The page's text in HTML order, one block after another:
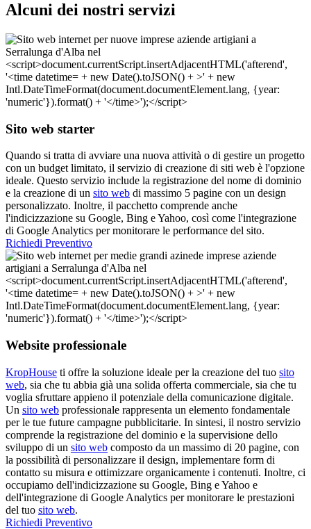
Alcuni dei nostri servizi
Sito web starter
Quando si tratta di avviare una nuova attività o di gestire un progetto
con un budget limitato, il servizio di creazione di siti web è l'opzione
ideale. Questo servizio include la registrazione del nome di dominio
e la creazione di un sito web di massimo 5 pagine con un design
personalizzato. Inoltre, il pacchetto comprende anche
l'indicizzazione su Google, Bing e Yahoo, così come l'integrazione
di Google Analytics per monitorare le performance del sito.
Richiedi Preventivo
Website professionale
KropHouse ti offre la soluzione ideale per la creazione del tuo sito
web, sia che tu abbia già una solida offerta commerciale, sia che tu
voglia sfruttare appieno il potenziale della comunicazione digitale.
Un sito web professionale rappresenta un elemento fondamentale
per le tue future campagne pubblicitarie. In sintesi, il nostro servizio
comprende la registrazione del dominio e la supervisione dello
sviluppo di un sito web composto da un massimo di 20 pagine, con
la possibilità di personalizzare il design, implementare form di
contatto su misura e ottimizzare organicamente i contenuti. Inoltre, ci
occupiamo dell'indicizzazione su Google, Bing e Yahoo e
dell'integrazione di Google Analytics per monitorare le prestazioni
del tuo sito web.
Richiedi Preventivo